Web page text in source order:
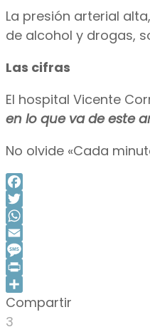
La presión arterial
de alcohol y drogas,
Las cifras
El hospital Vicente
en lo que va de este
No olvide «Cada
Facebook
Twitter
WhatsApp
Email
Message
Print
Compartir
Compartir
3